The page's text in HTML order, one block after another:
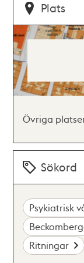
Plats
Övriga
Sökord
Psykiatrisk
Ritningar